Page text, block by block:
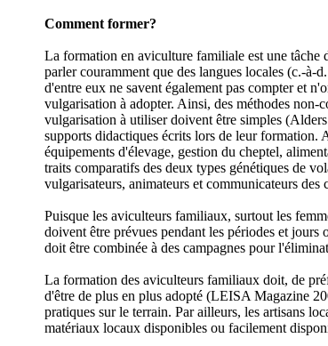
Comment former?
La formation en aviculture familiale est une
parler couramment que des langues locales (c.-à-
d'entre eux ne savent également pas compter et
vulgarisation à adopter. Ainsi, des méthodes non-
vulgarisation à utiliser doivent être simples
supports didactiques écrits lors de leur formation.
équipements d'élevage, gestion du cheptel,
traits comparatifs des deux types génétiques de
vulgarisateurs, animateurs et communicateurs
Puisque les aviculteurs familiaux, surtout les
doivent être prévues pendant les périodes et
doit être combinée à des campagnes pour
La formation des aviculteurs familiaux doit, de
d'être de plus en plus adopté (LEISA Magazine
pratiques sur le terrain. Par ailleurs, les artisans
matériaux locaux disponibles ou facilement